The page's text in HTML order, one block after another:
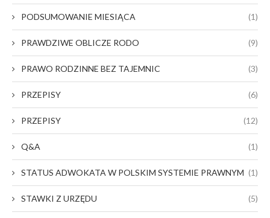
PODSUMOWANIE MIESIĄCA (1)
PRAWDZIWE OBLICZE RODO (9)
PRAWO RODZINNE BEZ TAJEMNIC (3)
PRZEPISY (6)
PRZEPISY (12)
Q&A (1)
STATUS ADWOKATA W POLSKIM SYSTEMIE PRAWNYM (1)
STAWKI Z URZĘDU (5)